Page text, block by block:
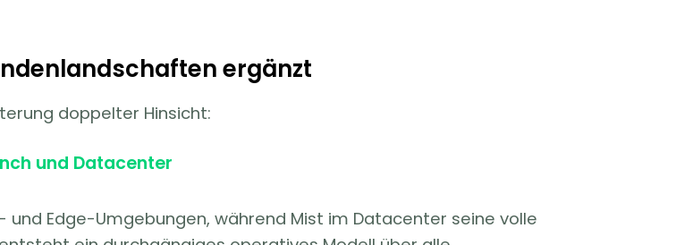
ergänzt
doppelter Hinsicht:
und Datacenter
Edge-Umgebungen, während Mist im Datacenter seine volle